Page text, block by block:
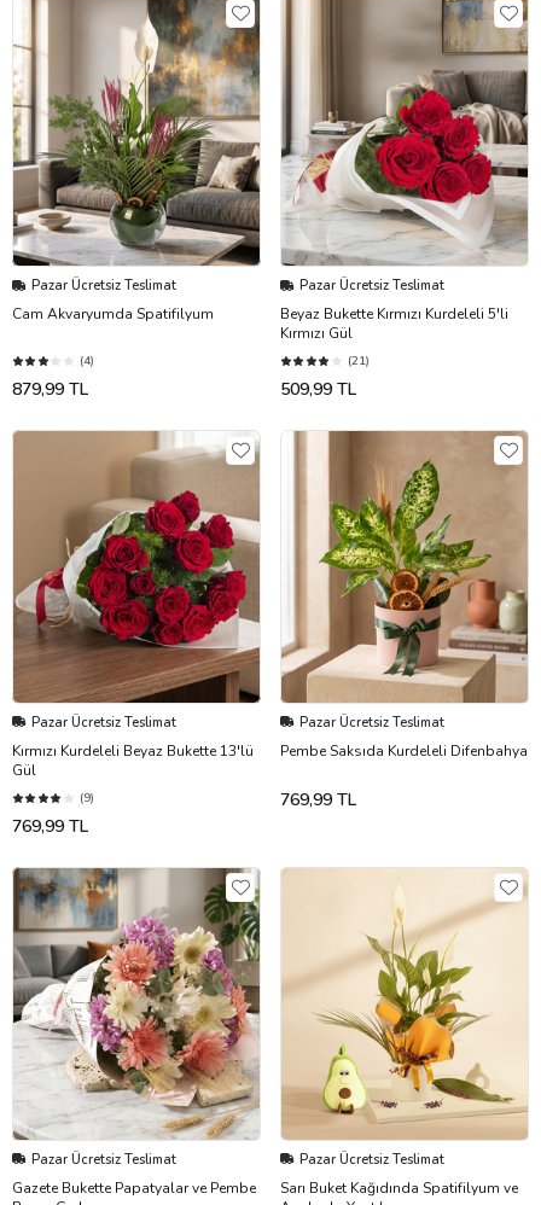
Pazar Ücretsiz Teslimat
Cam Akvaryumda Spatifilyum
(4)
879,99 TL
Pazar Ücretsiz Teslimat
Beyaz Bukette Kırmızı Kurdeleli 5'li
Kırmızı Gül
(21)
509,99 TL
Pazar Ücretsiz Teslimat
Kırmızı Kurdeleli Beyaz Bukette 13'lü
Gül
(9)
769,99 TL
Pazar Ücretsiz Teslimat
Pembe Saksıda Kurdeleli Difenbahya
769,99 TL
Pazar Ücretsiz Teslimat
Gazete Bukette Papatyalar ve Pembe
Pazar Ücretsiz Teslimat
Sarı Buket Kağıdında Spatifilyum ve